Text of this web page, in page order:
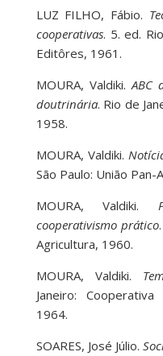
LUZ FILHO, Fábio.
cooperativas. 5. ed.
Editôres, 1961.
MOURA, Valdiki.ABC
doutrinária. Rio de
1958.
MOURA, Valdiki.
São Paulo: União Pan-
MOURA, Valdiki.
cooperativismo prático
Agricultura, 1960.
MOURA, Valdiki.
Janeiro:
1964.
SOARES, José Júlio.